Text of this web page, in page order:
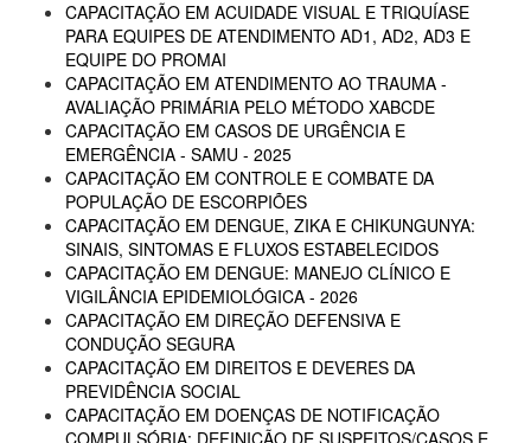
CAPACITAÇÃO EM ACUIDADE VISUAL E TRIQUÍASE
PARA EQUIPES DE ATENDIMENTO AD1, AD2, AD3 E
EQUIPE DO PROMAI
CAPACITAÇÃO EM ATENDIMENTO AO TRAUMA -
AVALIAÇÃO PRIMÁRIA PELO MÉTODO XABCDE
CAPACITAÇÃO EM CASOS DE URGÊNCIA E
EMERGÊNCIA - SAMU - 2025
CAPACITAÇÃO EM CONTROLE E COMBATE DA
POPULAÇÃO DE ESCORPIÕES
CAPACITAÇÃO EM DENGUE, ZIKA E CHIKUNGUNYA:
SINAIS, SINTOMAS E FLUXOS ESTABELECIDOS
CAPACITAÇÃO EM DENGUE: MANEJO CLÍNICO E
VIGILÂNCIA EPIDEMIOLÓGICA - 2026
CAPACITAÇÃO EM DIREÇÃO DEFENSIVA E
CONDUÇÃO SEGURA
CAPACITAÇÃO EM DIREITOS E DEVERES DA
PREVIDÊNCIA SOCIAL
CAPACITAÇÃO EM DOENÇAS DE NOTIFICAÇÃO
COMPULSÓRIA: DEFINIÇÃO DE SUSPEITOS/CASOS E